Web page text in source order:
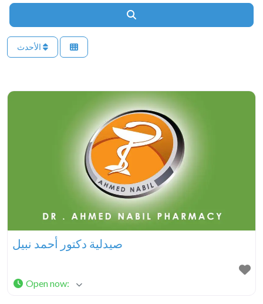
صيدلية دكتور أحمد نبيل
Open now: